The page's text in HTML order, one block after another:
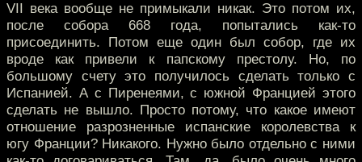
VII века вообще не примыкали никак. Это потом их,
после собора 668 года, попытались как-то
присоединить. Потом еще один был собор, где их
вроде как привели к папскому престолу. Но, по
большому счету это получилось сделать только с
Испанией. А с Пиренеями, с южной Францией этого
сделать не вышло. Просто потому, что какое имеют
отношение разрозненные испанские королевства к
югу Франции? Никакого. Нужно было отдельно с ними